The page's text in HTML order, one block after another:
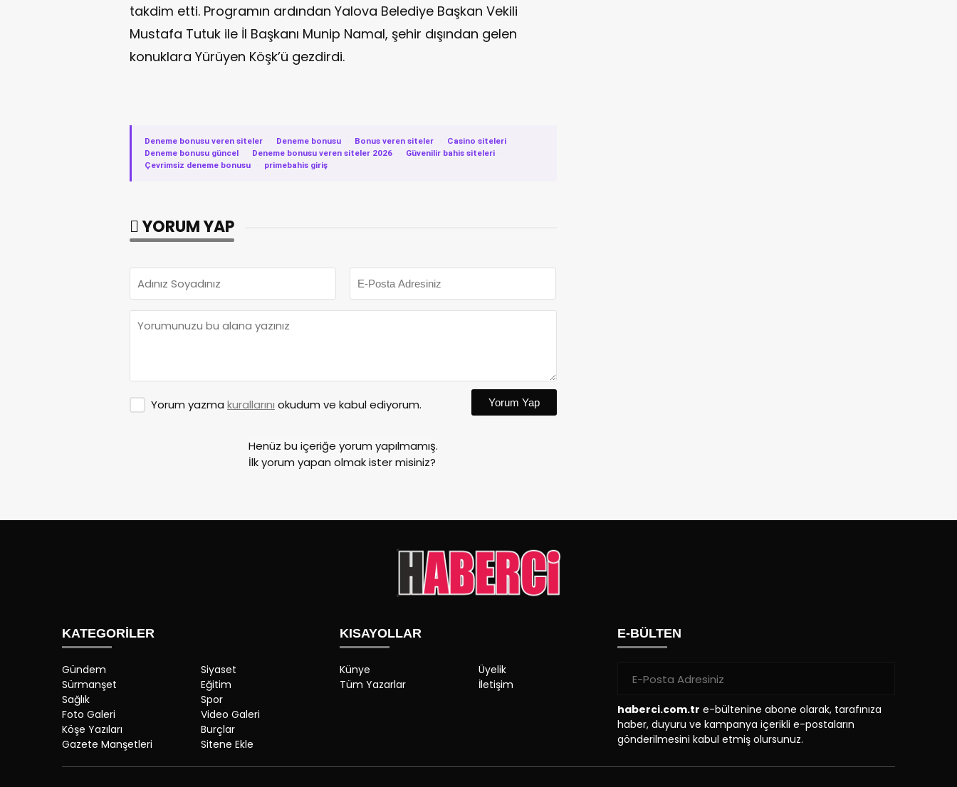
takdim etti. Programın ardından Yalova Belediye Başkan Vekili
Mustafa Tutuk ile İl Başkanı Munip Namal, şehir dışından gelen
konuklara Yürüyen Köşk’ü gezdirdi.
Deneme bonusu veren siteler · Deneme bonusu · Bonus veren siteler · Casino siteleri
·
Deneme bonusu güncel
· Deneme bonusu veren siteler 2026 · Güvenilir bahis siteleri
·
Çevrimsiz deneme bonusu
· primebahis giriş
YORUM YAP
Yorum yazma kurallarını okudum ve kabul ediyorum. Yorum Yap
Henüz bu içeriğe yorum yapılmamış.
İlk yorum yapan olmak ister misiniz?
KATEGORİLER
Gündem
Siyaset
Sürmanşet
Eğitim
Sağlık
Spor
Foto Galeri
Video Galeri
Köşe Yazıları
Burçlar
Gazete Manşetleri
Sitene Ekle
KISAYOLLAR
Künye
Üyelik
Tüm Yazarlar
İletişim
E-BÜLTEN
haberci.com.tr e-bültenine abone olarak, tarafınıza
haber, duyuru ve kampanya içerikli e-postaların
gönderilmesini kabul etmiş olursunuz.